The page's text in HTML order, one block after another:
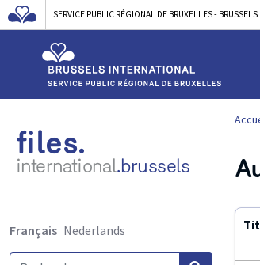
SERVICE PUBLIC RÉGIONAL DE BRUXELLES -
files.
international.brussels
Français Nederlands